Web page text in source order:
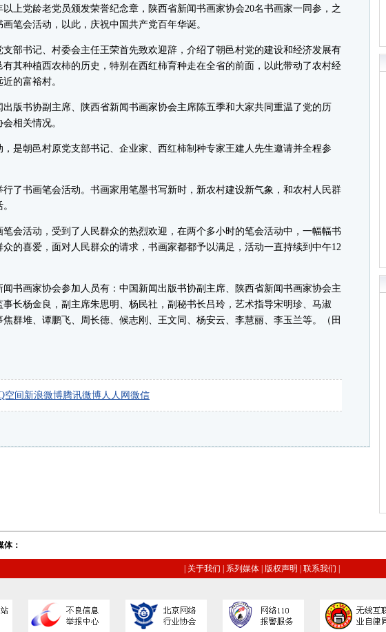
以上党龄老党员颁发荣誉纪念章，陕西省新闻书画家协会20名书画家一同参，之
画笔会活动，以此，庆祝中国共产党百年华诞。
书记、村委会主任王荣首先致欢迎辞，介绍了朝邑村党的建设和经济发展有
有其种植西农柿的历史，特别在西红柿育种走在全省的前面，以此带动了农村经
的富裕村。
书协副主席、陕西省新闻书画家协会主席陈五季和大家共同重温了党的历
相关情况。
朝邑村原党支部书记、企业家、西红柿制种专家王建人先生邀请并全程参
书画笔会活动。书画家用笔墨书写新时，新农村建设新气象，和农村人民群
活动，受到了人民群众的热烈欢迎，在两个多小时的笔会活动中，一幅幅书
众的喜爱，面对人民群众的请求，书画家都都予以满足，活动一直持续到中午12
画家协会参加人员有：中国新闻出版书协副主席、陕西省新闻书画家协会主
事长杨金良，副主席朱思明、杨民社，副秘书长吕玲，艺术指导宋明珍、马淑
焦群堆、谭鹏飞、周长德、候志刚、王文同、杨安云、李慧丽、李玉兰等。（田
空间新浪微博腾讯微博人人网 微信
体：
关于我们 系列媒体 版权声明 联系我们